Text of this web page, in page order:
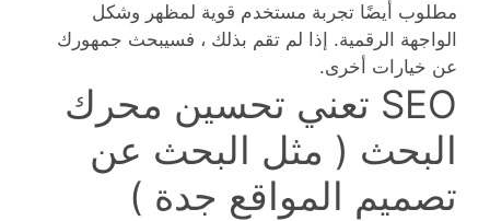
مطلوب أيضًا تجربة مستخدم قوية لمظهر وشكل
الواجهة الرقمية. إذا لم تقم بذلك ، فسيبحث جمهورك
عن خيارات أخرى.
SEO تعني تحسين محرك
البحث ( مثل البحث عن
تصميم المواقع جدة )